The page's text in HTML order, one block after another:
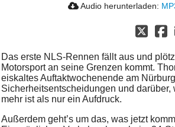
Audio herunterladen:
Das erste NLS-Rennen fällt aus und
Motorsport an seine Grenzen kommt.
eiskaltes Auftaktwochenende am
Sicherheitsentscheidungen und darüber,
mehr ist als nur ein Aufdruck.
Außerdem geht’s um das, was jetzt